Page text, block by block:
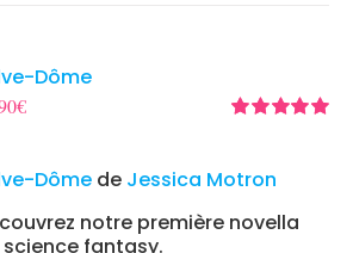
Dôme
€
Dôme de Jessica Motron
notre première novella
science fantasy.